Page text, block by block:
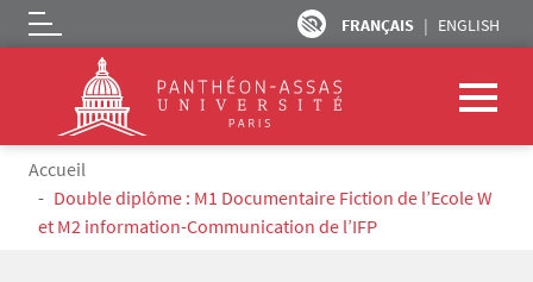
Aller au contenu principal
FRANÇAIS ENGLISH
Logo
Fil d'Ariane
Accueil
Double diplôme : M1 Documentaire Fiction de l’Ecole W
et M2 information-Communication de l’IFP